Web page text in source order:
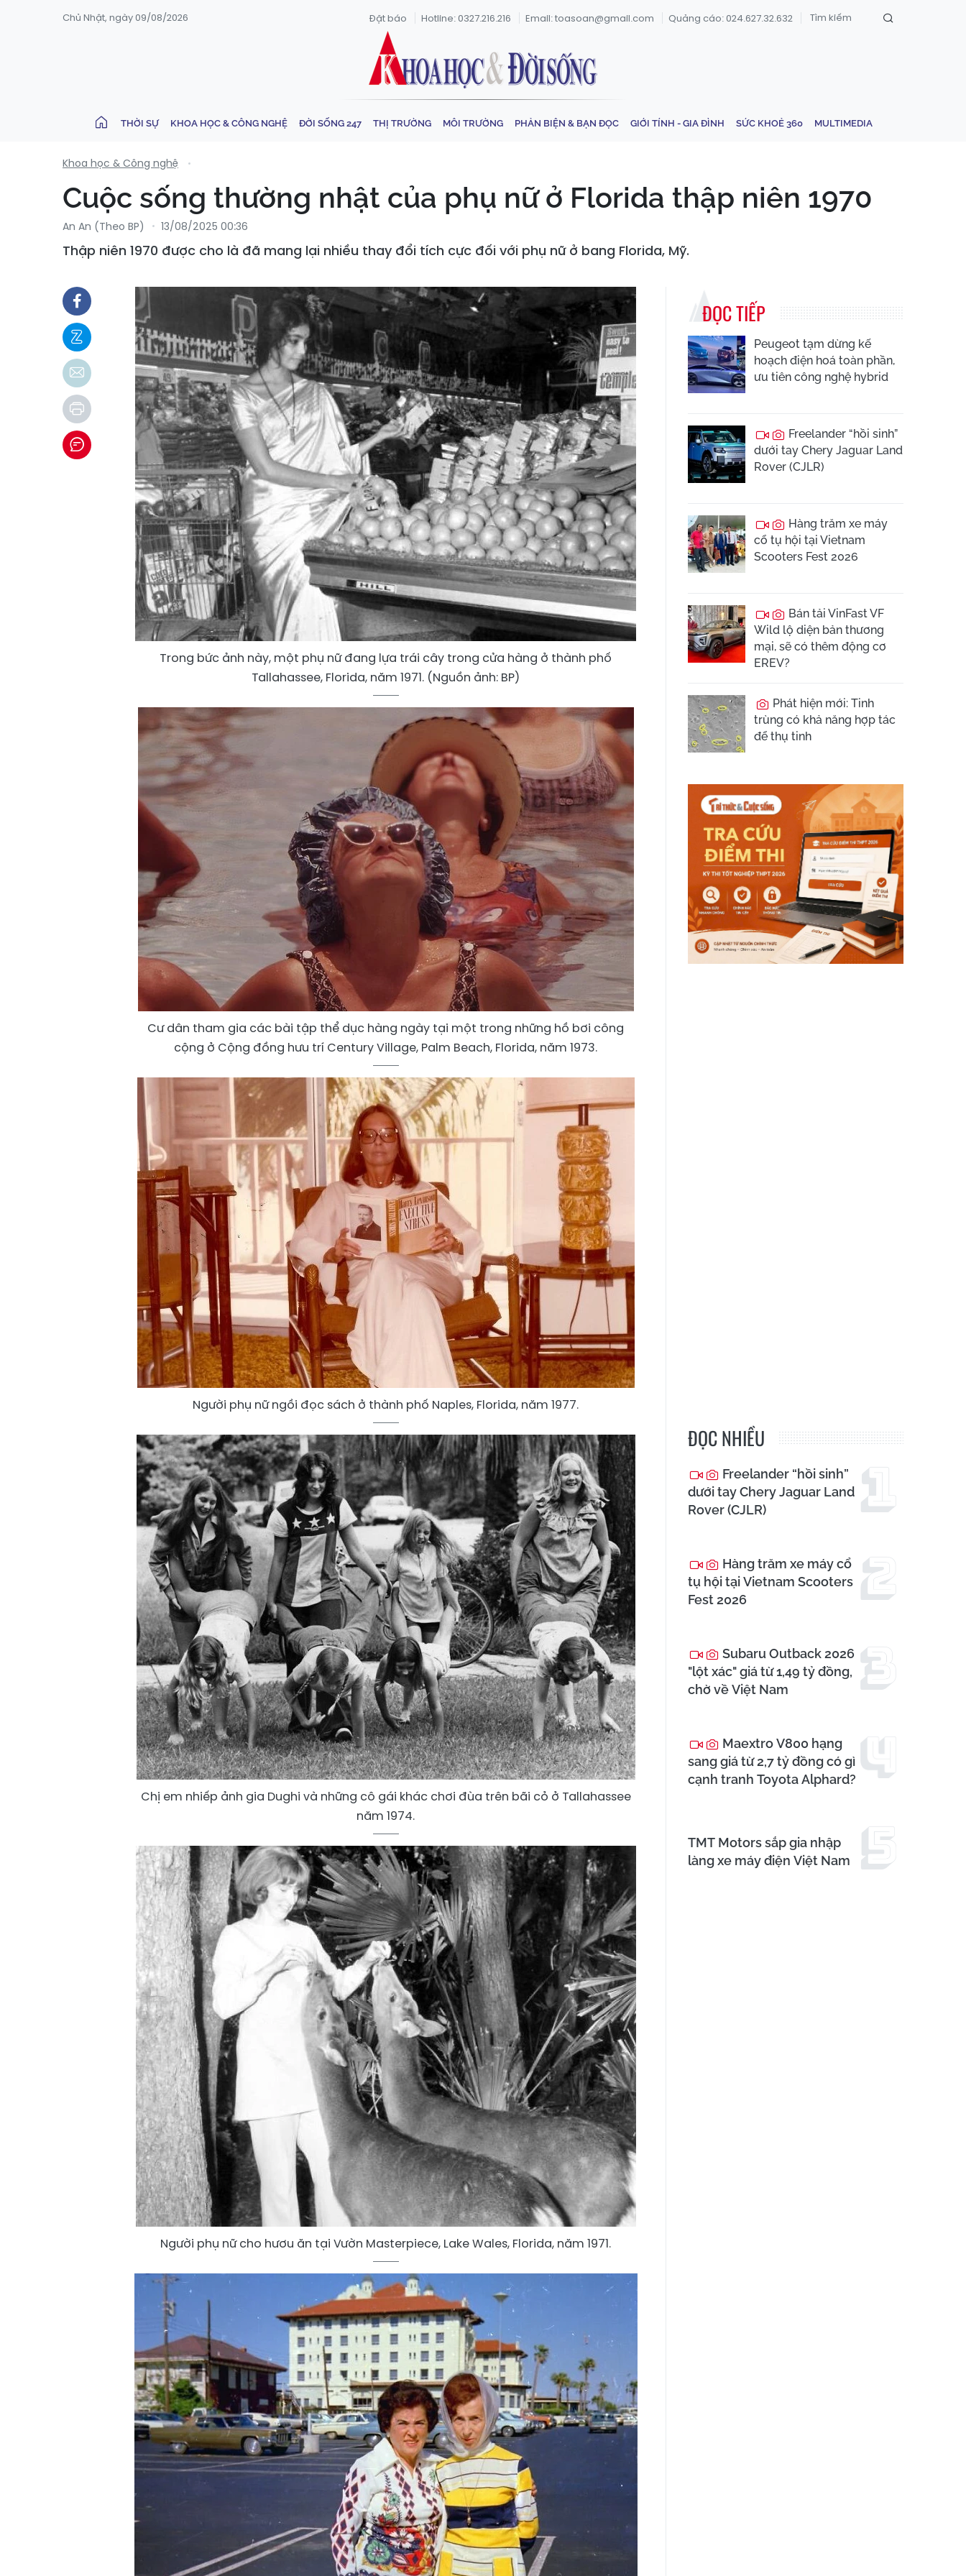
Chủ Nhật, ngày 09/08/2026 Đặt báo Hotline: 0327.216.216 Email: toasoan@gmail.com Quảng cáo: 024.627.32.632
THỜI SỰ KHOA HỌC & CÔNG NGHỆ ĐỜI SỐNG 247 THỊ TRƯỜNG MÔI TRƯỜNG PHẢN BIỆN & BẠN ĐỌC GIỚI TÍNH - GIA ĐÌNH SỨC KHOẺ 360 MULTIMEDIA
Khoa học & Công nghệ
Cuộc sống thường nhật của phụ nữ ở Florida thập niên 1970
An An (Theo BP) 13/08/2025 00:36
Thập niên 1970 được cho là đã mang lại nhiều thay đổi tích cực đối với phụ nữ ở bang Florida, Mỹ.
Trong bức ảnh này, một phụ nữ đang lựa trái cây trong cửa hàng ở thành phố
Tallahassee, Florida, năm 1971. (Nguồn ảnh: BP)
Cư dân tham gia các bài tập thể dục hàng ngày tại một trong những hồ bơi công
cộng ở Cộng đồng hưu trí Century Village, Palm Beach, Florida, năm 1973.
Người phụ nữ ngồi đọc sách ở thành phố Naples, Florida, năm 1977.
Chị em nhiếp ảnh gia Dughi và những cô gái khác chơi đùa trên bãi cỏ ở Tallahassee
năm 1974.
Người phụ nữ cho hươu ăn tại Vườn Masterpiece, Lake Wales, Florida, năm 1971.
ĐỌC TIẾP
Peugeot tạm dừng kế
hoạch điện hoá toàn phần,
ưu tiên công nghệ hybrid
Freelander “hồi sinh”
dưới tay Chery Jaguar Land
Rover (CJLR)
Hàng trăm xe máy
cổ tụ hội tại Vietnam
Scooters Fest 2026
Bán tải VinFast VF
Wild lộ diện bản thương
mại, sẽ có thêm động cơ
EREV?
Phát hiện mới: Tinh
trùng có khả năng hợp tác
để thụ tinh
ĐỌC NHIỀU
Freelander “hồi sinh”
dưới tay Chery Jaguar Land
Rover (CJLR)
Hàng trăm xe máy cổ
tụ hội tại Vietnam Scooters
Fest 2026
Subaru Outback 2026
"lột xác" giá từ 1,49 tỷ đồng,
chờ về Việt Nam
Maextro V800 hạng
sang giá từ 2,7 tỷ đồng có gì
cạnh tranh Toyota Alphard?
TMT Motors sắp gia nhập
làng xe máy điện Việt Nam